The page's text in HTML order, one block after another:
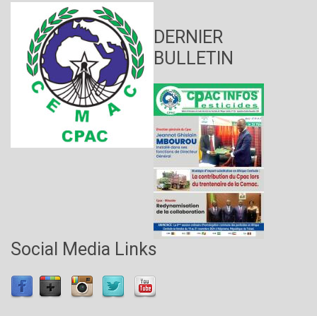
DERNIER
BULLETIN
Social Media Links